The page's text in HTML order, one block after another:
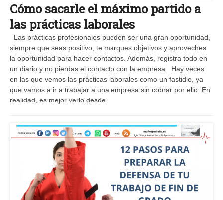
Cómo sacarle el máximo partido a
las prácticas laborales
Las prácticas profesionales pueden ser una gran oportunidad,
siempre que seas positivo, te marques objetivos y aproveches
la oportunidad para hacer contactos. Además, registra todo en
un diario y no pierdas el contacto con la empresa Hay veces
en las que vemos las prácticas laborales como un fastidio, ya
que vamos a ir a trabajar a una empresa sin cobrar por ello. En
realidad, es mejor verlo desde